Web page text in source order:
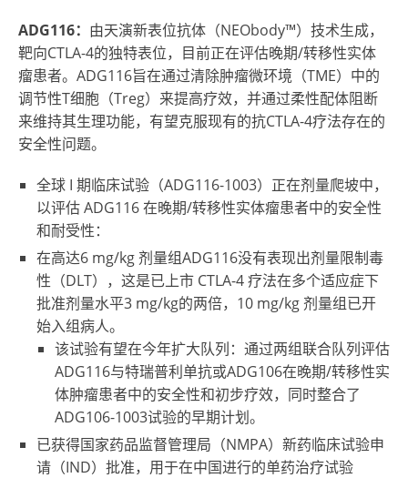
ADG116： 由天演新表位抗体（NEObody™）技术生成，
靶向CTLA-4的独特表位，目前正在评估晚期/转移性实体
瘤患者。ADG116旨在通过清除肿瘤微环境（TME）中的
调节性T细胞（Treg）来提高疗效，并通过柔性配体阻断
来维持其生理功能，有望克服现有的抗CTLA-4疗法存在的
安全性问题。
全球 I 期临床试验（ADG116-1003）正在剂量爬坡中，
以评估 ADG116 在晚期/转移性实体瘤患者中的安全性
和耐受性：
在高达6 mg/kg 剂量组ADG116没有表现出剂量限制毒
性（DLT），这是已上市 CTLA-4 疗法在多个适应症下
批准剂量水平3 mg/kg的两倍，10 mg/kg 剂量组已开
始入组病人。
该试验有望在今年扩大队列：通过两组联合队列评估
ADG116与特瑞普利单抗或ADG106在晚期/转移性实
体肿瘤患者中的安全性和初步疗效，同时整合了
ADG106-1003试验的早期计划。
已获得国家药品监督管理局（NMPA）新药临床试验申
请（IND）批准，用于在中国进行的单药治疗试验